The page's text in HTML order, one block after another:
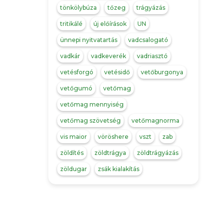
tönkölybúza tőzeg trágyázás
tritikálé új előírások UN
ünnepi nyitvatartás vadcsalogató
vadkár vadkeverék vadriasztó
vetésforgó vetésidő vetőburgonya
vetőgumó vetőmag
vetőmag mennyiség
vetőmag szövetség vetőmagnorma
vis maior vöröshere vszt zab
zöldítés zöldtrágya zöldtrágyázás
zöldugar zsák kialakítás